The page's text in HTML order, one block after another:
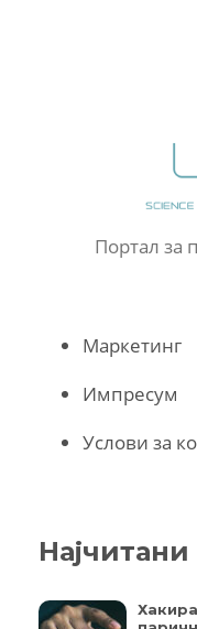
Портал за
Маркетинг
Импресум
Услови за
Најчитани